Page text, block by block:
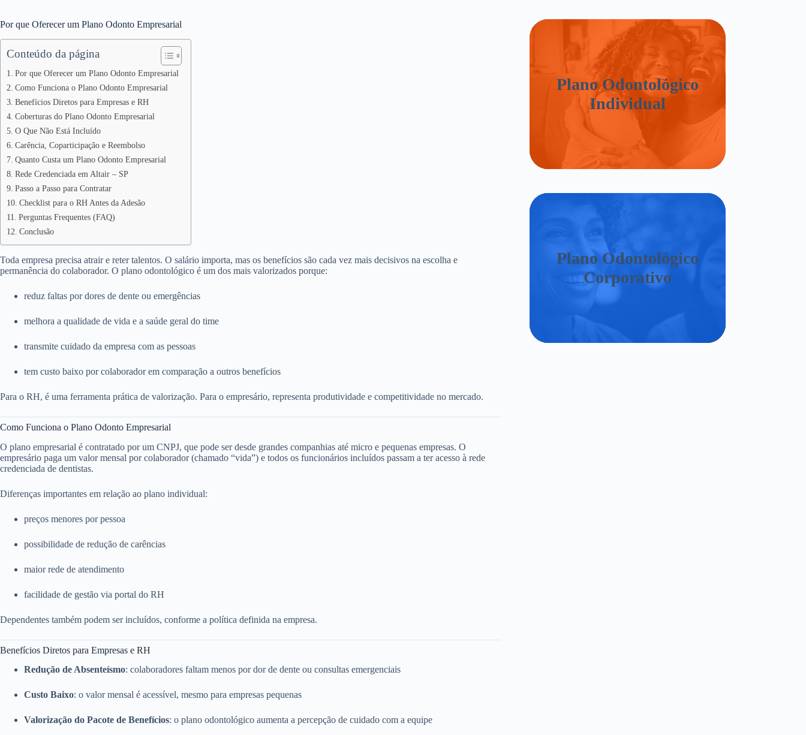
Por que Oferecer um Plano Odonto Empresarial
Conteúdo da página
Por que Oferecer um Plano Odonto Empresarial
Como Funciona o Plano Odonto Empresarial
Benefícios Diretos para Empresas e RH
Coberturas do Plano Odonto Empresarial
O Que Não Está Incluído
Carência, Coparticipação e Reembolso
Quanto Custa um Plano Odonto Empresarial
Rede Credenciada em Altair – SP
Passo a Passo para Contratar
Checklist para o RH Antes da Adesão
Perguntas Frequentes (FAQ)
Conclusão
Toda empresa precisa atrair e reter talentos. O salário importa, mas os benefícios são cada vez mais decisivos na escolha e
permanência do colaborador. O plano odontológico é um dos mais valorizados porque:
reduz faltas por dores de dente ou emergências
melhora a qualidade de vida e a saúde geral do time
transmite cuidado da empresa com as pessoas
tem custo baixo por colaborador em comparação a outros benefícios
Para o RH, é uma ferramenta prática de valorização. Para o empresário, representa produtividade e competitividade no mercado.
Como Funciona o Plano Odonto Empresarial
O plano empresarial é contratado por um CNPJ, que pode ser desde grandes companhias até micro e pequenas empresas. O
empresário paga um valor mensal por colaborador (chamado “vida”) e todos os funcionários incluídos passam a ter acesso à rede
credenciada de dentistas.
Diferenças importantes em relação ao plano individual:
preços menores por pessoa
possibilidade de redução de carências
maior rede de atendimento
facilidade de gestão via portal do RH
Dependentes também podem ser incluídos, conforme a política definida na empresa.
Benefícios Diretos para Empresas e RH
Redução de Absenteísmo: colaboradores faltam menos por dor de dente ou consultas emergenciais
Custo Baixo: o valor mensal é acessível, mesmo para empresas pequenas
Valorização do Pacote de Benefícios: o plano odontológico aumenta a percepção de cuidado com a equipe
Plano Odontológico
Individual
Plano Odontológico
Corporativo